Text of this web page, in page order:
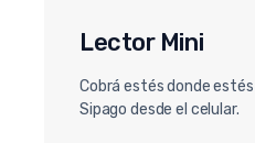
Lector Mini
Cobrá estés donde
Sipago desde el celular.